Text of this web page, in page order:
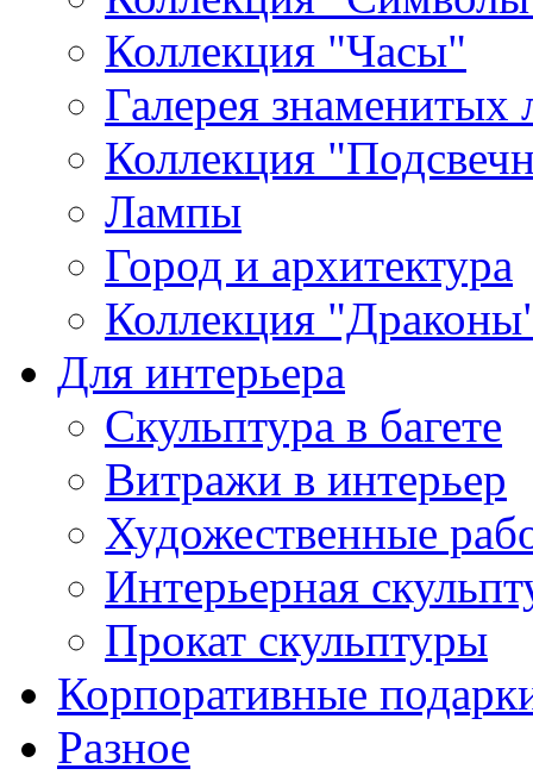
Коллекция "Часы"
Галерея знаменитых
Коллекция
Лампы
Город и архитектура
Коллекция
Для интерьера
Скульптура в багете
Витражи в интерьер
Художественные
Интерьерная
Прокат скульптуры
Корпоративные
Разное